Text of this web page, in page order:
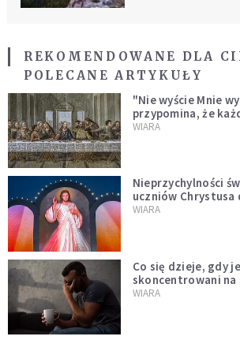
REKOMENDOWANE DLA
POLECANE ARTYKUŁY
"Nie wyście Mnie
przypomina, że
miejsce i swoją misję
WIARA
Nieprzychylności
uczniów Chrystusa
wszyscy, również
WIARA
Co się dzieje, gdy
skoncentrowani na
Mówi o tym św. Jan
WIARA